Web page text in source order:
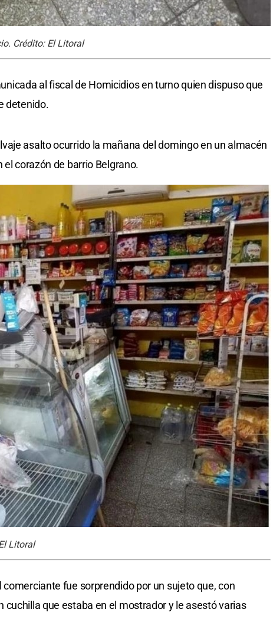
Crédito: El Litoral
al fiscal de Homicidios en turno quien dispuso que
detenido.
asalto ocurrido la mañana del domingo en un almacén
corazón de barrio Belgrano.
Litoral
fue sorprendido por un sujeto que, con
cuchilla que estaba en el mostrador y le asestó varias